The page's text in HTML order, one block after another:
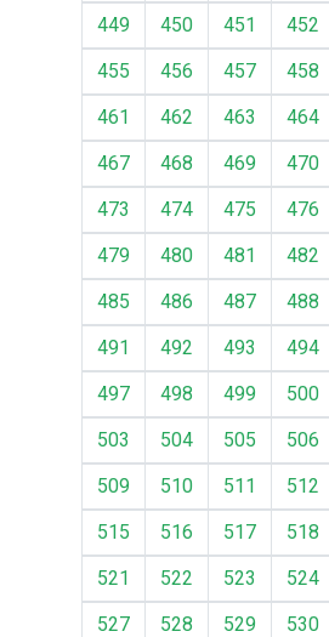
449 450 451 452
455
456 457 458
461
462 463 464
467
468 469 470
473
474 475 476
479
480 481 482
485
486 487 488
491
492 493 494
497
498 499 500
503
504 505 506
509
510 511 512
515
516 517 518
521
522 523 524
527
528 529 530